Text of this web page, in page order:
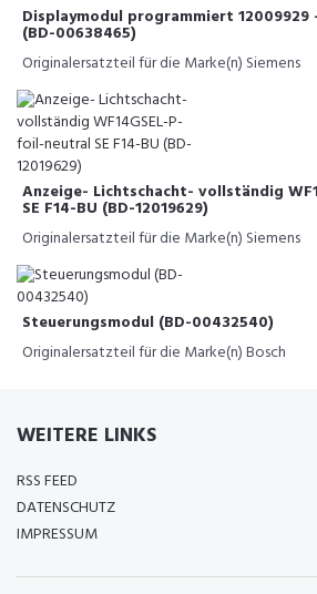
Displaymodul programmiert 12009929
(BD-00638465)
Originalersatzteil für die Marke(n) Siemens
Anzeige- Lichtschacht- vollständig
SE F14-BU (BD-12019629)
Originalersatzteil für die Marke(n) Siemens
Steuerungsmodul (BD-00432540)
Originalersatzteil für die Marke(n) Bosch
WEITERE LINKS
RSS FEED
DATENSCHUTZ
IMPRESSUM